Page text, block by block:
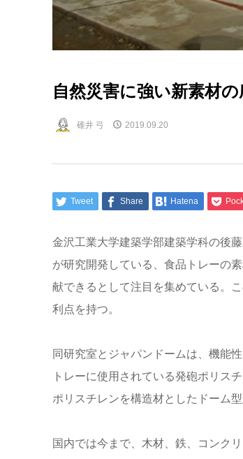
自然災害に強い新素材
碓井 弓 2019.09.20
Tweet Share Hatena
金沢工業大学建築学部建築学科の後
が研究開発している、食品トレーの
献できるとして注目を集めている。
利点を持つ。
同研究室とジャパンドームは、機能
トレーに使用されている発砲ポリス
ポリスチレンを構造材としたドーム
国内では今まで、木材、鉄、コンク